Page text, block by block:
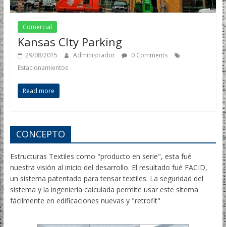
Comercial
Kansas CIty Parking
29/08/2015 Administrador
0 Comments
Estacionamientos
Read more
CONCEPTO
Estructuras Textiles como "producto en serie", esta fué
nuestra visión al inicio del desarrollo. El resultado fué FACID,
un sistema patentado para tensar textiles. La seguridad del
sistema y la ingeniería calculada permite usar este sitema
fácilmente en edificaciones nuevas y "retrofit"